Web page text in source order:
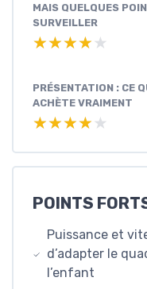
MAIS QUELQUES
SURVEILLER
★★★★★
★★★★★
PRÉSENTATION : CE
ACHÈTE VRAIMENT
★★★★★
★★★★★
POINTS
Puissance et
d’adapter le
l’enfant